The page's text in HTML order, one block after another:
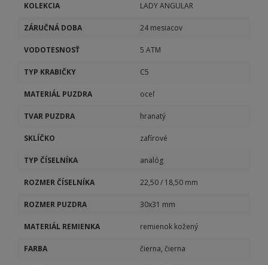
KOLEKCIA LADY ANGULAR
ZÁRUČNÁ DOBA 24 mesiacov
VODOTESNOSŤ 5 ATM
TYP KRABIČKY C5
MATERIÁL PUZDRA oceľ
TVAR PUZDRA hranatý
SKLÍČKO zafírové
TYP ČÍSELNÍKA analóg
ROZMER ČÍSELNÍKA 22,50 / 18,50 mm
ROZMER PUZDRA 30x31 mm
MATERIÁL REMIENKA remienok kožený
FARBA čierna, čierna